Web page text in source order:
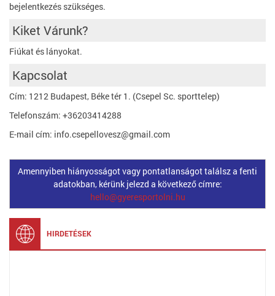
bejelentkezés szükséges.
Kiket Várunk?
Fiúkat és lányokat.
Kapcsolat
Cím: 1212 Budapest, Béke tér 1. (Csepel Sc. sporttelep)
Telefonszám: +36203414288
E-mail cím: info.csepellovesz@gmail.com
Amennyiben hiányosságot vagy pontatlanságot találsz a fenti
adatokban, kérünk jelezd a következő címre:
hello@gyeresportolni.hu
HIRDETÉSEK